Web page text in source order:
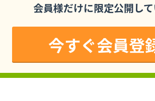
会員様だけに限定公開して
今すぐ会員登